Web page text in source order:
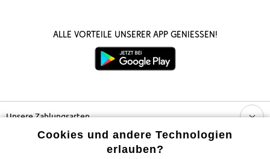
Winterjacken in Übergrösse von
bonprix aus?
entscheidest Du Dich für das extrawarme Modell mit recycelter
Daune und isolierender Wärmetechnologie? Oder wie wäre es
Deiner Suche auf folgende Merkmale:
Alle Vorteile unserer App genießen!
Unsere Zahlungsarten
Cookies und andere Technologien
erlauben?